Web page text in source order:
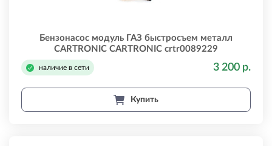
Бензонасос модуль ГАЗ быстросъем металл
CARTRONIC CARTRONIC crtr0089229
наличие в сети 3 200 р.
Купить